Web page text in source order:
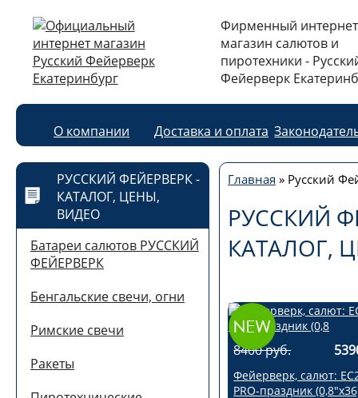
Фирменный интернет
магазин салютов и
пиротехники -
Фейерверк
О компании Доставка и оплата
РУССКИЙ ФЕЙЕРВЕРК -
КАТАЛОГ, ЦЕНЫ,
ВИДЕО
Батареи салютов РУССКИЙ
ФЕЙЕРВЕРК
Бенгальские свечи, огни
Римские свечи
Ракеты
Главная » Русский
РУССКИЙ
КАТАЛОГ,
8400 руб.
Фейерверк, салют:
PRO-праздник